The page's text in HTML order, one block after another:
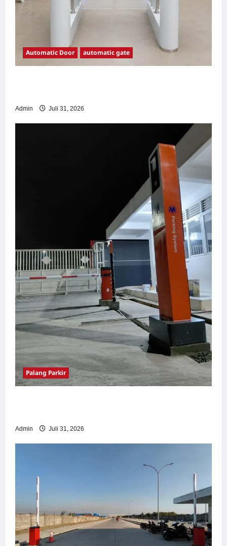
Automatic Door automatic gate
Admin Juli 31, 2026
Palang Parkir
Admin Juli 31, 2026